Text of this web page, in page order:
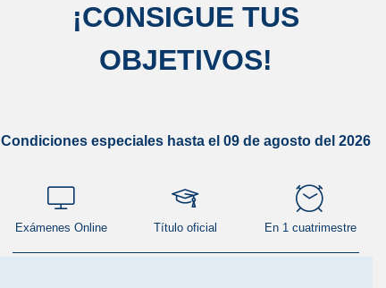
¡CONSIGUE TUS
OBJETIVOS!
Condiciones especiales hasta el 09 de agosto del 2026
Exámenes Online Título oficial En 1 cuatrimestre